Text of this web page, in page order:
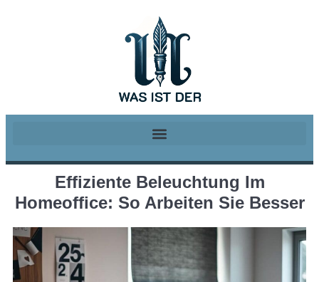
Effiziente Beleuchtung Im
Homeoffice: So Arbeiten Sie Besser